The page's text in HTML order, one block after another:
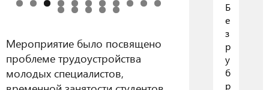
Мероприятие было посвящено
проблеме трудоустройства
молодых специалистов,
Б
е
з
р
у
б
р